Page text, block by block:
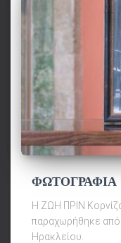
ΦΩΤΟΓΡΑΦΙΑ
Η ΖΩΗ ΠΡΙΝ
παραχωρήθηκε
Ηρακλείου.